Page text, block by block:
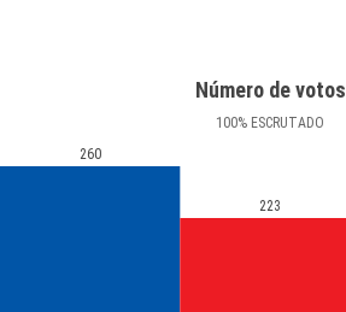
Número de votos
100% ESCRUTADO
260
223